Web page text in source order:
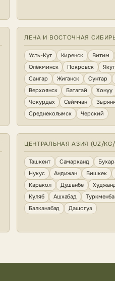
ЛЕНА И ВОСТОЧНАЯ
Усть-Кут Киренск Витим
Олёкминск
Покровск
Сангар
Жиганск Сунтар
Верхоянск
Батагай
Хонуу
Чокурдах
Сеймчан
Среднеколымск
Черский
ЦЕНТРАЛЬНАЯ АЗИЯ (UZ/KG/
Ташкент Самарканд
Нукус
Андижан Бишкек
Каракол
Душанбе
Куляб
Ашхабад
Балканабад
Дашогуз